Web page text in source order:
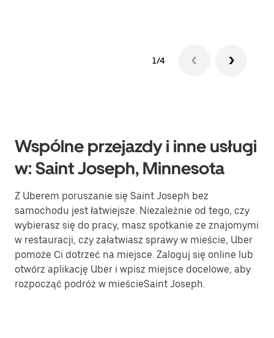
1/4
Wspólne przejazdy i inne usługi
w: Saint Joseph, Minnesota
Z Uberem poruszanie się Saint Joseph bez
samochodu jest łatwiejsze. Niezależnie od tego, czy
wybierasz się do pracy, masz spotkanie ze znajomymi
w restauracji, czy załatwiasz sprawy w mieście, Uber
pomoże Ci dotrzeć na miejsce. Zaloguj się online lub
otwórz aplikację Uber i wpisz miejsce docelowe, aby
rozpocząć podróż w mieścieSaint Joseph.